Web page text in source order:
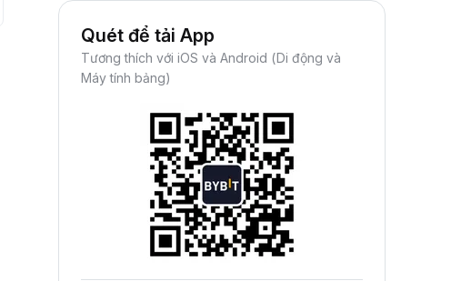
Quét để tải App
Tương thích với iOS và Android (Di động và
Máy tính bảng)